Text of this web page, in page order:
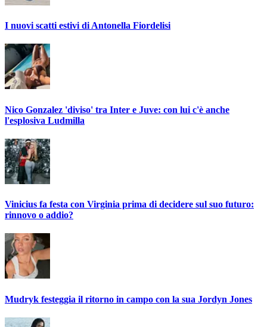
I nuovi scatti estivi di Antonella Fiordelisi
Nico Gonzalez 'diviso' tra Inter e Juve: con lui c'è anche
l'esplosiva Ludmilla
Vinicius fa festa con Virginia prima di decidere sul suo futuro:
rinnovo o addio?
Mudryk festeggia il ritorno in campo con la sua Jordyn Jones